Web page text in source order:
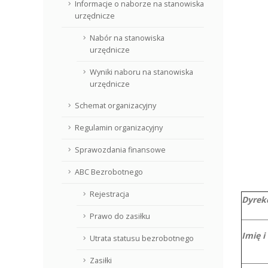
Informacje o naborze na stanowiska
urzędnicze
Nabór na stanowiska
urzędnicze
Wyniki naboru na stanowiska
urzędnicze
Schemat organizacyjny
Regulamin organizacyjny
Sprawozdania finansowe
ABC Bezrobotnego
Rejestracja
Prawo do zasiłku
Utrata statusu bezrobotnego
Zasiłki
Imię i